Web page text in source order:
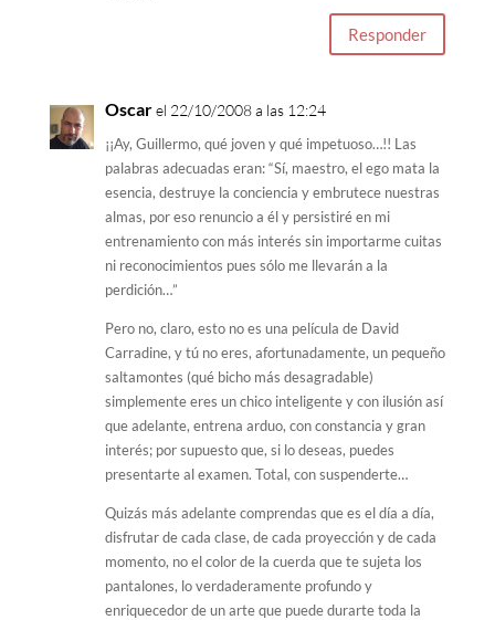
Responder
Oscarel 22/10/2008 a las 12:24
¡¡Ay, Guillermo, qué joven y qué impetuoso…!! Las
palabras adecuadas eran: “Sí, maestro, el ego mata la
esencia, destruye la conciencia y embrutece nuestras
almas, por eso renuncio a él y persistiré en mi
entrenamiento con más interés sin importarme cuitas
ni reconocimientos pues sólo me llevarán a la
perdición…”
Pero no, claro, esto no es una película de David
Carradine, y tú no eres, afortunadamente, un pequeño
saltamontes (qué bicho más desagradable)
simplemente eres un chico inteligente y con ilusión así
que adelante, entrena arduo, con constancia y gran
interés; por supuesto que, si lo deseas, puedes
presentarte al examen. Total, con suspenderte…
Quizás más adelante comprendas que es el día a día,
disfrutar de cada clase, de cada proyección y de cada
momento, no el color de la cuerda que te sujeta los
pantalones, lo verdaderamente profundo y
enriquecedor de un arte que puede durarte toda la